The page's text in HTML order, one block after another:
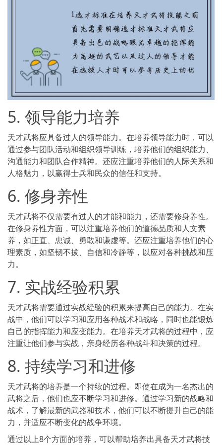
5. 领导能力培养
天才武将应具备过人的领导能力。在培养领导能力时，可以
通过参与团队活动和组织领导训练，培养他们的组织能力、
沟通能力和团队合作精神。还应注重培养他们的人际关系和
人格魅力，以赢得士兵和民众的信任和支持。
6. 修身养性
天才武将不仅需要有过人的才能和能力，还需要修身养性。
在修身养性方面，可以注重培养他们的道德品质和人文素
养，如正直、忠诚、勇敢和谦虚等。还应注重培养他们的心
理素质，如坚韧不拔、自信和冷静等，以应对各种挑战和压
力。
7. 实战经验积累
天才武将需要通过实战经验的积累来提高自己的能力。在实
战中，他们可以学习和应用各种战术和战略，同时也能锻炼
自己的指挥能力和应变能力。在培养天才武将的过程中，应
注重让他们参与实战，亲身经历各种战斗和决策的过程。
8. 持续学习和进修
天才武将的培养是一个持续的过程。即使在成为一名杰出的
武将之后，他们也应不断学习和进修。通过学习新的战略和
战术，了解最新的武器和技术，他们可以不断提升自己的能
力，并适应不断变化的战争环境。
通过以上8个方面的培养，可以帮助培养出具备天才武将技